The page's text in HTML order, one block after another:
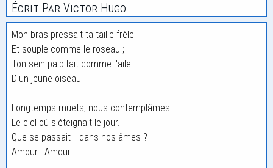
Écrit Par Victor Hugo
Mon bras pressait ta taille frêle
Et souple comme le roseau ;
Ton sein palpitait comme l'aile
D'un jeune oiseau.
Longtemps muets, nous contemplâmes
Le ciel où s'éteignait le jour.
Que se passait-il dans nos âmes ?
Amour ! Amour !